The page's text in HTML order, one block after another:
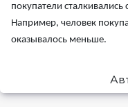
покупатели
Например, человек
оказывалось меньше.